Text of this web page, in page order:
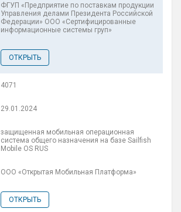
ФГУП «Предприятие по поставкам продукции
Управления делами Президента Российской
Федерации» ООО «Сертифицированные
информационные системы груп»
ОТКРЫТЬ
4071
29.01.2024
защищенная мобильная операционная
система общего назначения на базе Sailfish
Mobile OS RUS
ООО «Открытая Мобильная Платформа»
ОТКРЫТЬ